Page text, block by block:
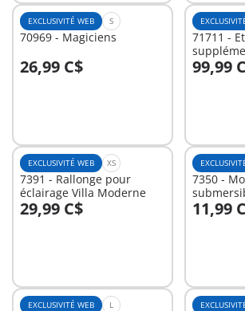
EXCLUSIVITÉ WEB S
70969 - Magiciens
26,99 C$
Au panier
71711 -
Maison
99,99
Au
EXCLUSIVITÉ WEB XS
7391 - Rallonge pour
éclairage Villa Moderne
29,99 C$
Au panier
7350 -
11,99
EXCLUSIVITÉ WEB L